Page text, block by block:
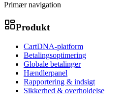
Primær navigation
Produkt
CartDNA-platform
Betalingsoptimering
Globale betalinger
Hændlerpanel
Rapportering & indsigt
Sikkerhed & overholdelse